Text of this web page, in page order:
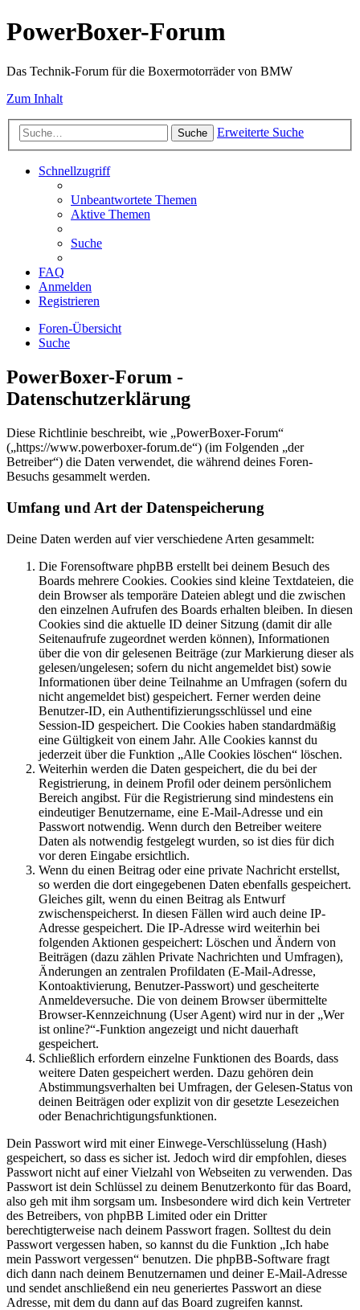
PowerBoxer-Forum
Das Technik-Forum für die Boxermotorräder von BMW
Zum Inhalt
Suche Erweiterte Suche
Schnellzugriff
Unbeantwortete Themen
Aktive Themen
Suche
FAQ
Anmelden
Registrieren
Foren-Übersicht
Suche
PowerBoxer-Forum -
Datenschutzerklärung
Diese Richtlinie beschreibt, wie „PowerBoxer-Forum“
(„https://www.powerboxer-forum.de“) (im Folgenden „der
Betreiber“) die Daten verwendet, die während deines Foren-
Besuchs gesammelt werden.
Umfang und Art der Datenspeicherung
Deine Daten werden auf vier verschiedene Arten gesammelt:
Die Forensoftware phpBB erstellt bei deinem Besuch des
Boards mehrere Cookies. Cookies sind kleine Textdateien, die
dein Browser als temporäre Dateien ablegt und die zwischen
den einzelnen Aufrufen des Boards erhalten bleiben. In diesen
Cookies sind die aktuelle ID deiner Sitzung (damit dir alle
Seitenaufrufe zugeordnet werden können), Informationen
über die von dir gelesenen Beiträge (zur Markierung dieser als
gelesen/ungelesen; sofern du nicht angemeldet bist) sowie
Informationen über deine Teilnahme an Umfragen (sofern du
nicht angemeldet bist) gespeichert. Ferner werden deine
Benutzer-ID, ein Authentifizierungsschlüssel und eine
Session-ID gespeichert. Die Cookies haben standardmäßig
eine Gültigkeit von einem Jahr. Alle Cookies kannst du
jederzeit über die Funktion „Alle Cookies löschen“ löschen.
Weiterhin werden die Daten gespeichert, die du bei der
Registrierung, in deinem Profil oder deinem persönlichem
Bereich angibst. Für die Registrierung sind mindestens ein
eindeutiger Benutzername, eine E-Mail-Adresse und ein
Passwort notwendig. Wenn durch den Betreiber weitere
Daten als notwendig festgelegt wurden, so ist dies für dich
vor deren Eingabe ersichtlich.
Wenn du einen Beitrag oder eine private Nachricht erstellst,
so werden die dort eingegebenen Daten ebenfalls gespeichert.
Gleiches gilt, wenn du einen Beitrag als Entwurf
zwischenspeicherst. In diesen Fällen wird auch deine IP-
Adresse gespeichert. Die IP-Adresse wird weiterhin bei
folgenden Aktionen gespeichert: Löschen und Ändern von
Beiträgen (dazu zählen Private Nachrichten und Umfragen),
Änderungen an zentralen Profildaten (E-Mail-Adresse,
Kontoaktivierung, Benutzer-Passwort) und gescheiterte
Anmeldeversuche. Die von deinem Browser übermittelte
Browser-Kennzeichnung (User Agent) wird nur in der „Wer
ist online?“-Funktion angezeigt und nicht dauerhaft
gespeichert.
Schließlich erfordern einzelne Funktionen des Boards, dass
weitere Daten gespeichert werden. Dazu gehören dein
Abstimmungsverhalten bei Umfragen, der Gelesen-Status von
deinen Beiträgen oder explizit von dir gesetzte Lesezeichen
oder Benachrichtigungsfunktionen.
Dein Passwort wird mit einer Einwege-Verschlüsselung (Hash)
gespeichert, so dass es sicher ist. Jedoch wird dir empfohlen, dieses
Passwort nicht auf einer Vielzahl von Webseiten zu verwenden. Das
Passwort ist dein Schlüssel zu deinem Benutzerkonto für das Board,
also geh mit ihm sorgsam um. Insbesondere wird dich kein Vertreter
des Betreibers, von phpBB Limited oder ein Dritter
berechtigterweise nach deinem Passwort fragen. Solltest du dein
Passwort vergessen haben, so kannst du die Funktion „Ich habe
mein Passwort vergessen“ benutzen. Die phpBB-Software fragt
dich dann nach deinem Benutzernamen und deiner E-Mail-Adresse
und sendet anschließend ein neu generiertes Passwort an diese
Adresse, mit dem du dann auf das Board zugreifen kannst.